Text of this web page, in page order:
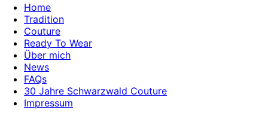
Home
Tradition
Couture
Ready To Wear
Über mich
News
FAQs
30 Jahre Schwarzwald Couture
Impressum